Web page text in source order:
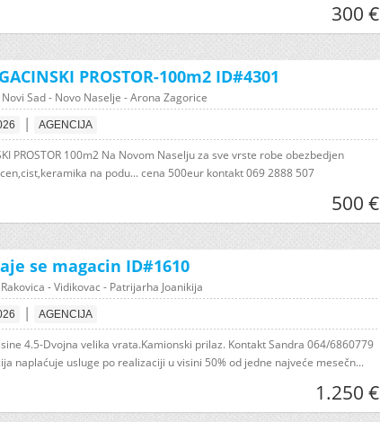
300 €
PROSTOR-100m2 ID#4301
Sad - Novo Naselje - Arona Zagorice
| AGENCIJA
PROSTOR 100m2 Na Novom Naselju za sve vrste robe obezbedjen
na podu... cena 500eur kontakt 069 2888 507
500 €
se magacin ID#1610
- Vidikovac - Patrijarha Joanikija
| AGENCIJA
4.5-Dvojna velika vrata.Kamionski prilaz. Kontakt Sandra 064/6860779
naplaćuje usluge po realizaciji u visini 50% od jedne najveće mesečn...
1.250 €